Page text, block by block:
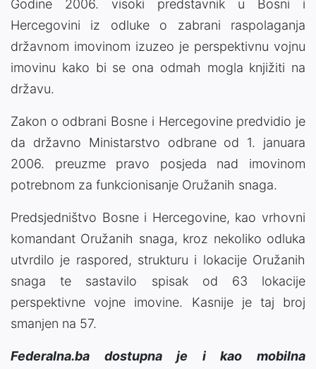
Godine 2006. visoki predstavnik u Bosni i
Hercegovini iz odluke o zabrani raspolaganja
državnom imovinom izuzeo je perspektivnu vojnu
imovinu kako bi se ona odmah mogla knjižiti na
državu.
Zakon o odbrani Bosne i Hercegovine predvidio je
da državno Ministarstvo odbrane od 1. januara
2006. preuzme pravo posjeda nad imovinom
potrebnom za funkcionisanje Oružanih snaga.
Predsjedništvo Bosne i Hercegovine, kao vrhovni
komandant Oružanih snaga, kroz nekoliko odluka
utvrdilo je raspored, strukturu i lokacije Oružanih
snaga te sastavilo spisak od 63 lokacije
perspektivne vojne imovine. Kasnije je taj broj
smanjen na 57.
Federalna.ba dostupna je i kao mobilna